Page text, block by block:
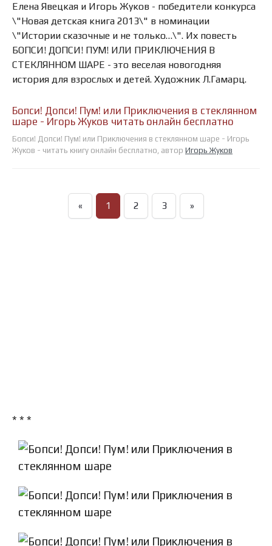
Елена Явецкая и Игорь Жуков - победители конкурса
\"Новая детская книга 2013\" в номинации
\"Истории сказочные и не только…\". Их повесть
БОПСИ! ДОПСИ! ПУМ! ИЛИ ПРИКЛЮЧЕНИЯ В
СТЕКЛЯННОМ ШАРЕ - это веселая новогодняя
история для взрослых и детей. Художник Л.Гамарц.
Бопси! Допси! Пум! или Приключения в стеклянном
шаре - Игорь Жуков читать онлайн бесплатно
Бопси! Допси! Пум! или Приключения в стеклянном шаре - Игорь
Жуков - читать книгу онлайн бесплатно, автор Игорь Жуков
« 1 2 3 »
* * *